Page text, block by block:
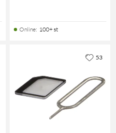
Online: 100+ st
53